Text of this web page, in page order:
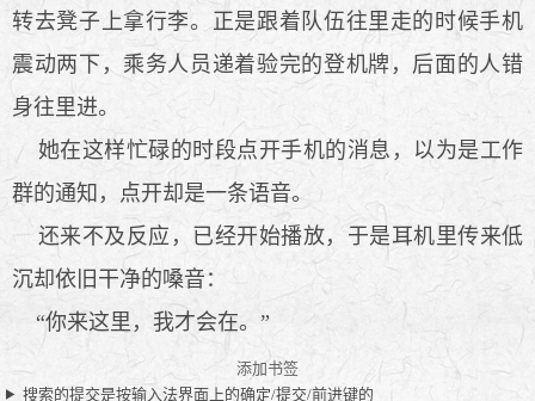
转去凳子上拿行李。正是跟着队伍往里走的时候手机
震动两下，乘务人员递着验完的登机牌，后面的人错
身往里进。
她在这样忙碌的时段点开手机的消息，以为是工作
群的通知，点开却是一条语音。
还来不及反应，已经开始播放，于是耳机里传来低
沉却依旧干净的嗓音：
“你来这里，我才会在。”
添加书签
搜索的提交是按输入法界面上的确定/提交/前进键的